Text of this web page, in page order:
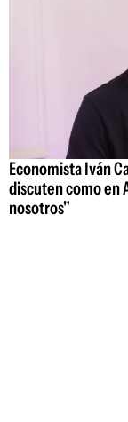
Economista Iván
discuten como en
nosotros"